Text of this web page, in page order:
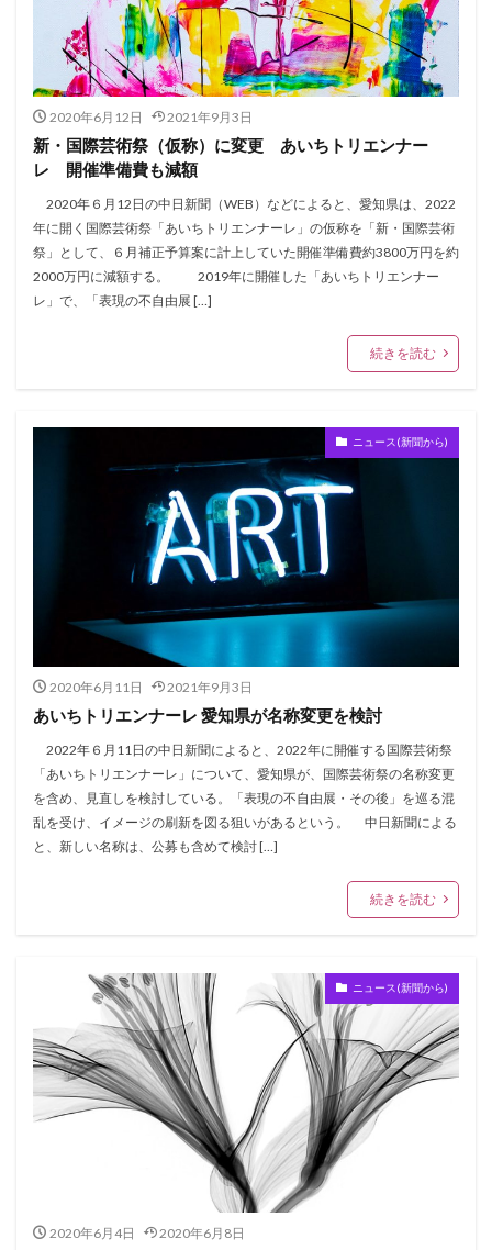
2020年6月12日 2021年9月3日
新・国際芸術祭（仮称）に変更 あいちトリエンナー
レ 開催準備費も減額
2020年６月12日の中日新聞（WEB）などによると、愛知県は、2022
年に開く国際芸術祭「あいちトリエンナーレ」の仮称を「新・国際芸術
祭」として、６月補正予算案に計上していた開催準備費約3800万円を約
2000万円に減額する。 2019年に開催した「あいちトリエンナー
レ」で、「表現の不自由展 […]
続きを読む
ニュース(新聞から)
2020年6月11日 2021年9月3日
あいちトリエンナーレ 愛知県が名称変更を検討
2022年６月11日の中日新聞によると、2022年に開催する国際芸術祭
「あいちトリエンナーレ」について、愛知県が、国際芸術祭の名称変更
を含め、見直しを検討している。「表現の不自由展・その後」を巡る混
乱を受け、イメージの刷新を図る狙いがあるという。 中日新聞による
と、新しい名称は、公募も含めて検討 […]
続きを読む
ニュース(新聞から)
2020年6月4日 2020年6月8日